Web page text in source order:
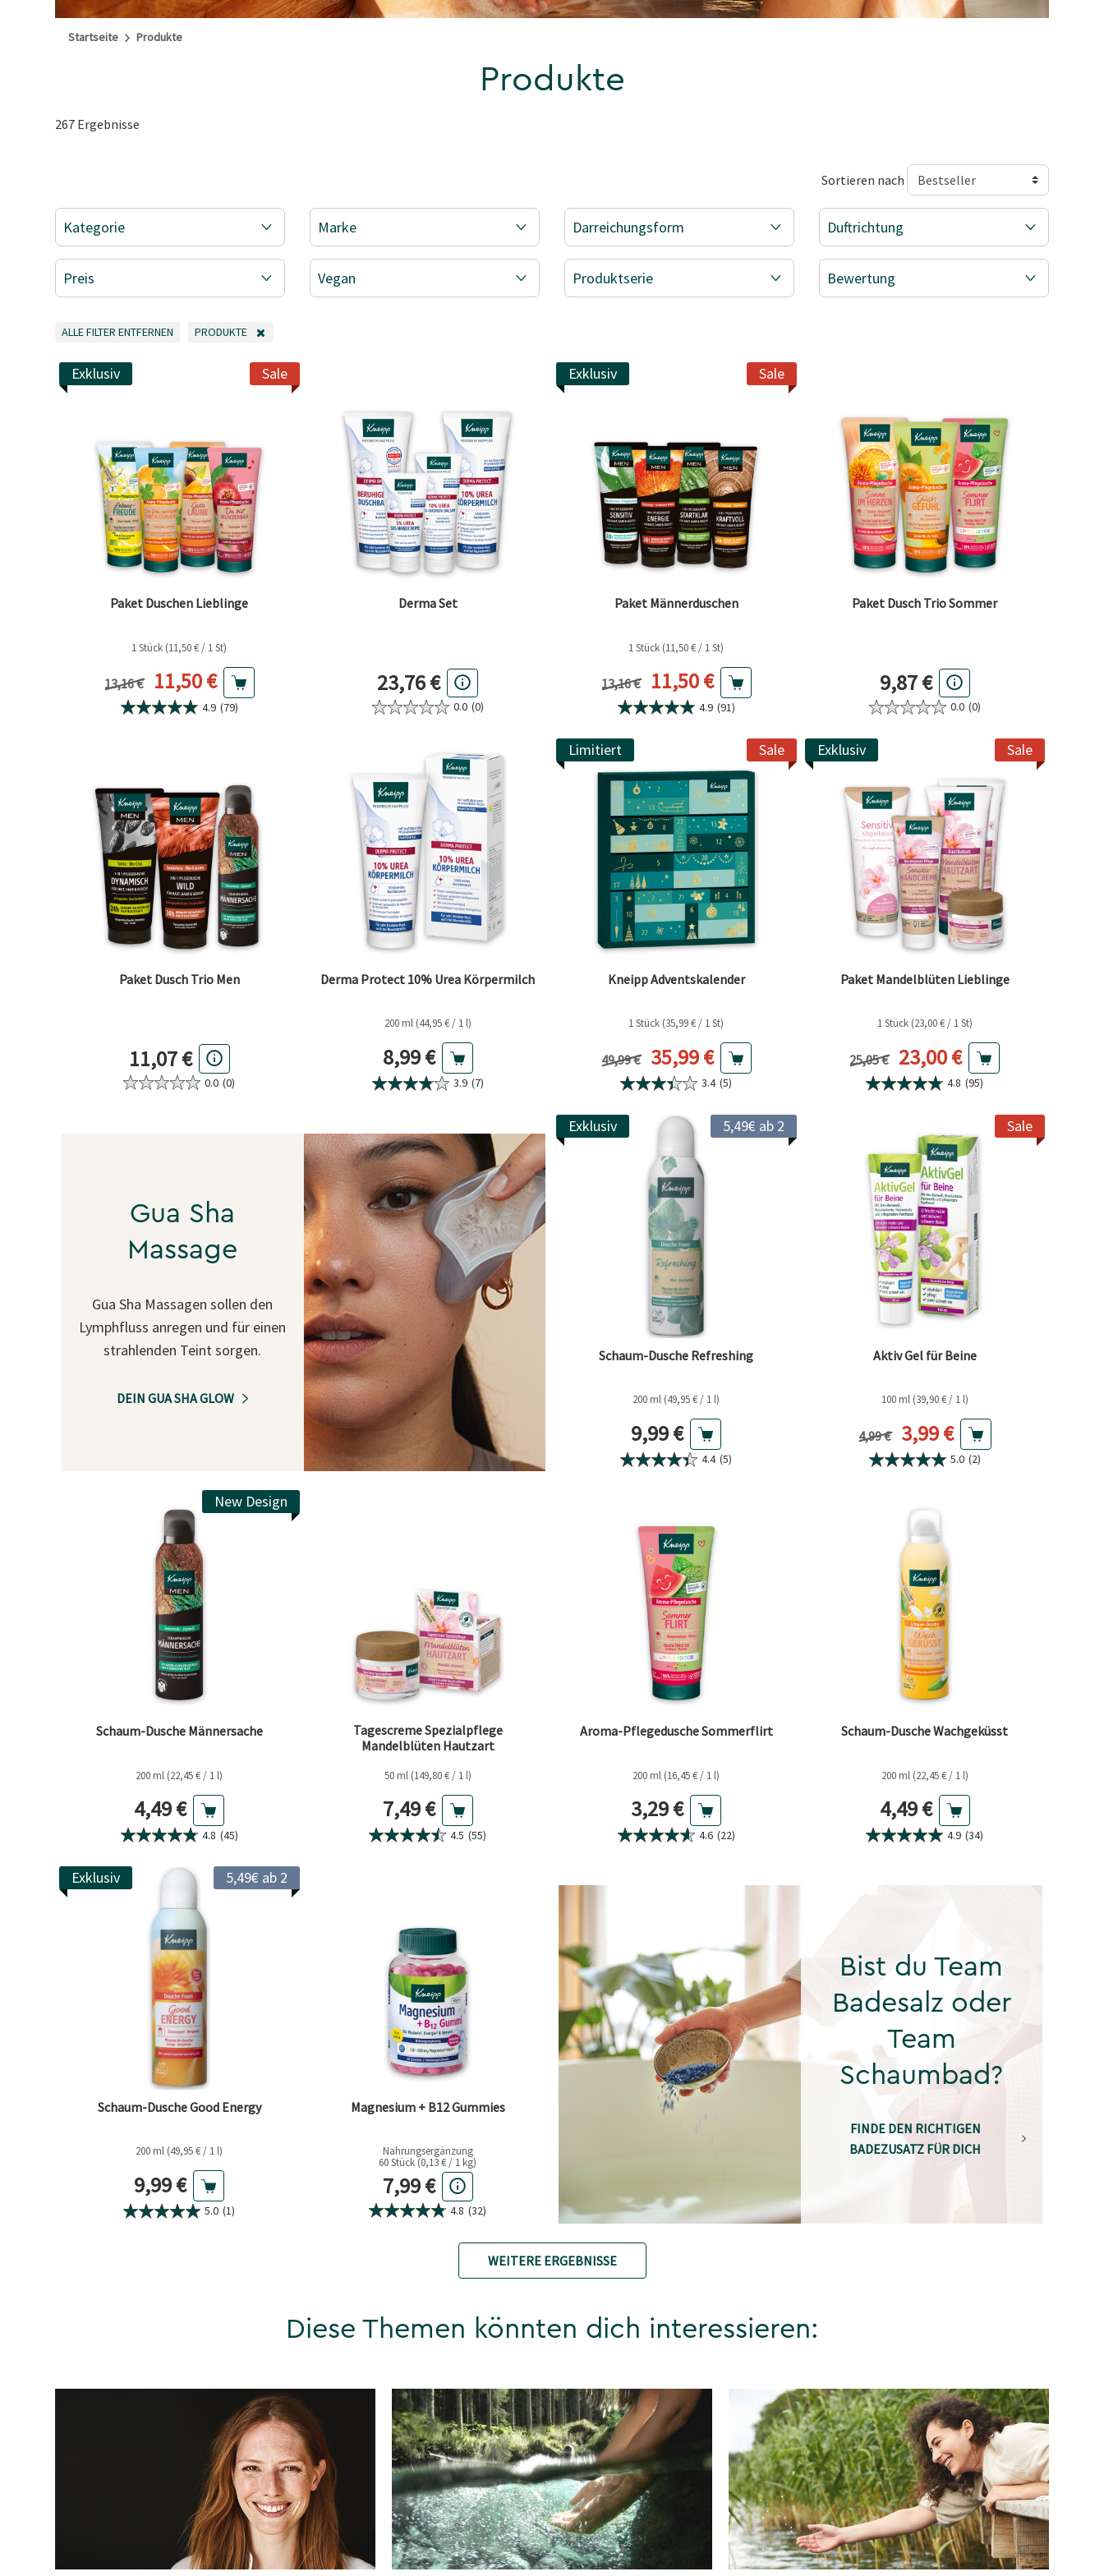
Startseite Produkte
Produkte
267 Ergebnisse
Sortieren nach
Kategorie Marke Darreichungsform Duftrichtung
Preis Vegan Produktserie Bewertung
ALLE FILTER ENTFERNEN
PRODUKTE
Sale
Exklusiv
Paket Duschen Lieblinge
1 Stück (11,50 € / 1 St)
Vorheriger Preis
13,16 € Aktueller Preis
11,50 €
4.9 (79)
Derma Set
23,76 €
0.0 (0)
Sale
Exklusiv
Paket Männerduschen
1 Stück (11,50 € / 1 St)
Vorheriger Preis
13,16 € Aktueller Preis
11,50 €
4.9 (91)
Paket Dusch Trio Sommer
9,87 €
0.0 (0)
Paket Dusch Trio Men
11,07 €
0.0 (0)
Derma Protect 10% Urea Körpermilch
200 ml (44,95 € / 1 l)
Aktueller Preis
8,99 €
3.9 (7)
Sale
Limitiert
Kneipp Adventskalender
1 Stück (35,99 € / 1 St)
Vorheriger Preis
49,99 € Aktueller Preis
35,99 €
3.4 (5)
Sale
Exklusiv
Paket Mandelblüten Lieblinge
1 Stück (23,00 € / 1 St)
Vorheriger Preis
25,05 € Aktueller Preis
23,00 €
4.8 (95)
Gua Sha
Massage
Gua Sha Massagen sollen den
Lymphfluss anregen und für einen
strahlenden Teint sorgen.
DEIN GUA SHA GLOW
5,49€ ab 2
Exklusiv
Schaum-Dusche Refreshing
200 ml (49,95 € / 1 l)
Aktueller Preis
9,99 €
4.4 (5)
Sale
Aktiv Gel für Beine
100 ml (39,90 € / 1 l)
Vorheriger Preis
4,99 € Aktueller Preis
3,99 €
5.0 (2)
New Design
Schaum-Dusche Männersache
200 ml (22,45 € / 1 l)
Aktueller Preis
4,49 €
4.8 (45)
Tagescreme Spezialpflege
Mandelblüten Hautzart
50 ml (149,80 € / 1 l)
Aktueller Preis
7,49 €
4.5 (55)
Aroma-Pflegedusche Sommerflirt
200 ml (16,45 € / 1 l)
Aktueller Preis
3,29 €
4.6 (22)
Schaum-Dusche Wachgeküsst
200 ml (22,45 € / 1 l)
Aktueller Preis
4,49 €
4.9 (34)
5,49€ ab 2
Exklusiv
Schaum-Dusche Good Energy
200 ml (49,95 € / 1 l)
Aktueller Preis
9,99 €
5.0 (1)
Magnesium + B12 Gummies
Nahrungsergänzung
60 Stück (0,13 € / 1 kg)
Aktueller Preis
7,99 €
4.8 (32)
Bist du Team
Badesalz oder
Team
Schaumbad?
FINDE DEN RICHTIGEN
BADEZUSATZ FÜR DICH
WEITERE ERGEBNISSE
Diese Themen könnten dich interessieren: